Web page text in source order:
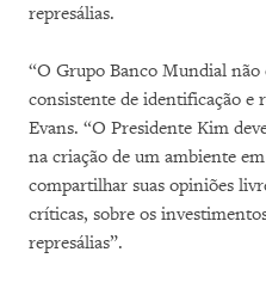
represálias.
“O Grupo Banco Mundial não
consistente de identificação e
Evans. “O Presidente Kim
na criação de um ambiente em
compartilhar suas opiniões
críticas, sobre os
represálias”.